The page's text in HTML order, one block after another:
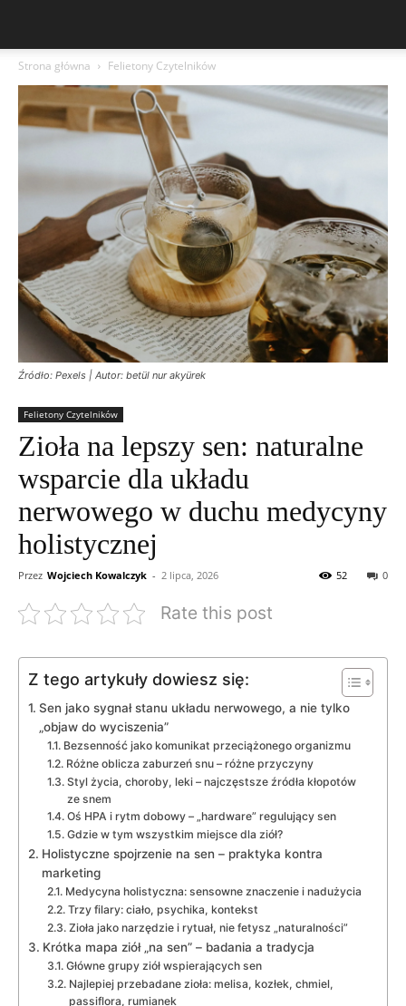
Strona główna Felietony Czytelników
Źródło: Pexels | Autor: betül nur akyürek
Felietony Czytelników
Zioła na lepszy sen: naturalne
wsparcie dla układu
nerwowego w duchu medycyny
holistycznej
Przez Wojciech Kowalczyk - 2 lipca, 2026 0
52
Rate this post
Z tego artykuły dowiesz się:
Sen jako sygnał stanu układu nerwowego, a nie tylko
„objaw do wyciszenia”
Bezsenność jako komunikat przeciążonego organizmu
Różne oblicza zaburzeń snu – różne przyczyny
Styl życia, choroby, leki – najczęstsze źródła kłopotów
ze snem
Oś HPA i rytm dobowy – „hardware” regulujący sen
Gdzie w tym wszystkim miejsce dla ziół?
Holistyczne spojrzenie na sen – praktyka kontra
marketing
Medycyna holistyczna: sensowne znaczenie i nadużycia
Trzy filary: ciało, psychika, kontekst
Zioła jako narzędzie i rytuał, nie fetysz „naturalności”
Krótka mapa ziół „na sen” – badania a tradycja
Główne grupy ziół wspierających sen
Najlepiej przebadane zioła: melisa, kozłek, chmiel,
passiflora, rumianek